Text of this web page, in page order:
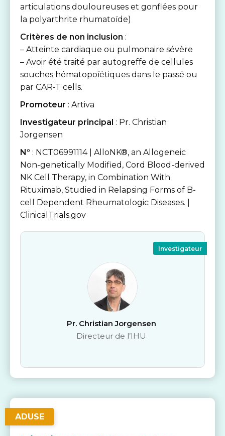
articulations douloureuses et gonflées pour
la polyarthrite rhumatoïde)
Critères de non inclusion :
– Atteinte cardiaque ou pulmonaire sévère
– Avoir été traité par autogreffe de cellules
souches hématopoïétiques dans le passé ou
par CAR-T cells.
Promoteur : Artiva
Investigateur principal : Pr. Christian
Jorgensen
N° : NCT06991114 | AlloNK®, an Allogeneic
Non-genetically Modified, Cord Blood-derived
NK Cell Therapy, in Combination With
Rituximab, Studied in Relapsing Forms of B-
cell Dependent Rheumatologic Diseases. |
ClinicalTrials.gov
Investigateur
Pr. Christian Jorgensen
Directeur de l’IHU
ADUSE